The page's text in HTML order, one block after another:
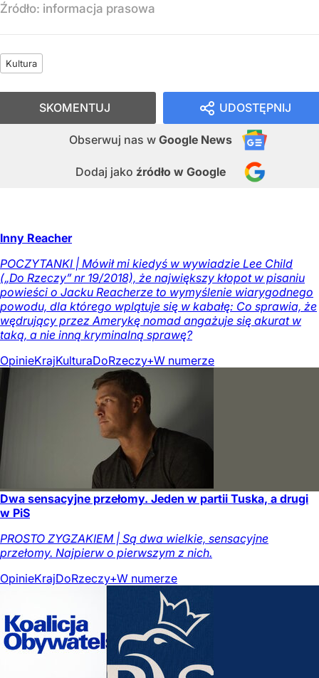
Źródło: informacja prasowa
Kultura
UDOSTĘPNIJ
Obserwuj nas w Google News
Dodaj jako źródło w Google
SKOMENTUJ
Inny Reacher
POCZYTANKI | Mówił mi kiedyś w wywiadzie Lee Child
(„Do Rzeczy” nr 19/2018), że największy kłopot w pisaniu
powieści o Jacku Reacherze to wymyślenie wiarygodnego
powodu, dla którego wplątuje się w kabałę: Co sprawia, że
wędrujący przez Amerykę nomad angażuje się akurat w
taką, a nie inną kryminalną sprawę?
OpinieKrajKulturaDoRzeczy+W numerze
Dwa sensacyjne przełomy. Jeden w partii Tuska, a drugi
w PiS
PROSTO ZYGZAKIEM | Są dwa wielkie, sensacyjne
przełomy. Najpierw o pierwszym z nich.
OpinieKrajDoRzeczy+W numerze